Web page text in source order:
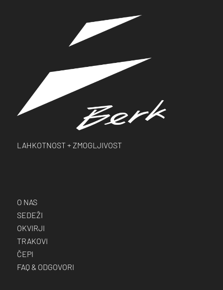
LAHKOTNOST +ZMOGLJIVOST
O NAS
SEDEŽI
OKVIRJI
TRAKOVI
ČEPI
FAQ & ODGOVORI